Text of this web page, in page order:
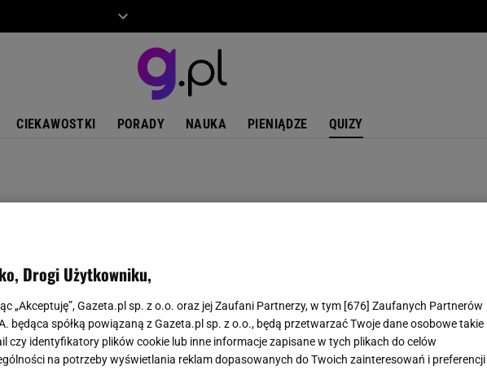
CIEKAWOSTKI PORADY NAUKA PIENIĄDZE QUIZY
Drogi Użytkowniku,
„Akceptuję”, Gazeta.pl sp. z o.o. oraz jej Zaufani Partnerzy, w tym [676] Zaufanych Partnerów
będąca spółką powiązaną z Gazeta.pl sp. z o.o., będą przetwarzać Twoje dane osobowe takie
czy identyfikatory plików cookie lub inne informacje zapisane w tych plikach do celów
na potrzeby wyświetlania reklam dopasowanych do Twoich zainteresowań i preferencji